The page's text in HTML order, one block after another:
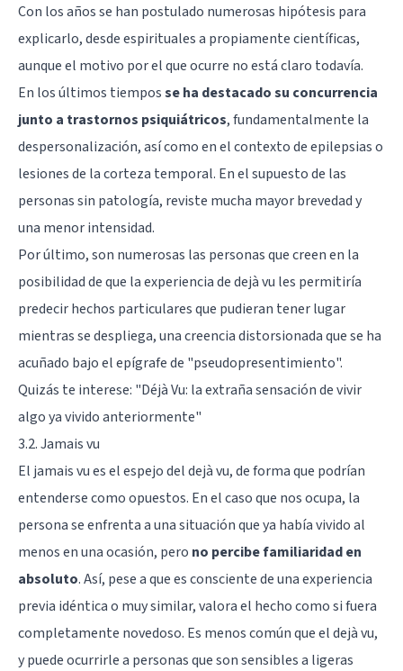
Con los años se han postulado numerosas hipótesis para
explicarlo, desde espirituales a propiamente científicas,
aunque el motivo por el que ocurre no está claro todavía.
En los últimos tiemposse ha destacado su concurrencia
junto a trastornos psiquiátricos, fundamentalmente la
despersonalización, así como en el contexto de epilepsias o
lesiones de lacorteza temporal. En el supuesto de las
personas sin patología, reviste mucha mayor brevedad y
una menor intensidad.
Por último, son numerosas las personas que creen en la
posibilidad de que la experiencia de dejà vu les permitiría
predecir hechos particulares que pudieran tener lugar
mientras se despliega, una creencia distorsionada que se ha
acuñado bajo el epígrafe de "pseudopresentimiento".
Quizás te interese: "Déjà Vu: la extraña sensación de vivir
algo ya vivido anteriormente"
3.2. Jamais vu
El jamais vu es el espejo del dejà vu, de forma que podrían
entenderse como opuestos. En el caso que nos ocupa, la
persona se enfrenta a una situación que ya había vivido al
menos en una ocasión, pero no percibe familiaridad en
absoluto. Así, pese a que es consciente de una experiencia
previa idéntica o muy similar, valora el hecho como si fuera
completamente novedoso. Es menos común que el dejà vu,
y puede ocurrirle a personas que son sensibles a ligeras